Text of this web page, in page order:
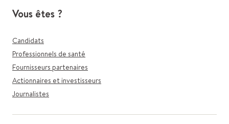
Vous êtes ?
Candidats
Professionnels de santé
Fournisseurs partenaires
Actionnaires et investisseurs
Journalistes